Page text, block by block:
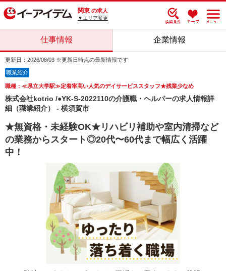
関東 の求人
▼エリア変更
仕事情報 企業情報
更新日：2026/08/03 ※更新日時点の最新情報です
職業紹介
職種：≪県立大学駅≫定着率高い人気のデイサービススタッフ★残業少なめ
株式会社kotrio /●YK-S-2022110の介護職・ヘルパーの求人情報詳
細（職業紹介） - 横須賀市
★無資格・未経験OK★リハビリ補助や室内清掃など
の業務からスタート◎20代〜60代まで幅広く活躍
中！